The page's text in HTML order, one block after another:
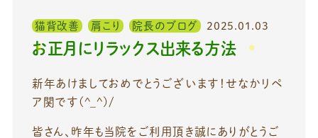
猫背改善 肩こり 院長のブログ 2025.01.03
お正月にリラックス出来る方法
新年あけましておめでとうございます！せなかリペ
ア関です(^_^)/
皆さん、昨年も当院をご利用頂き誠にありがとうご